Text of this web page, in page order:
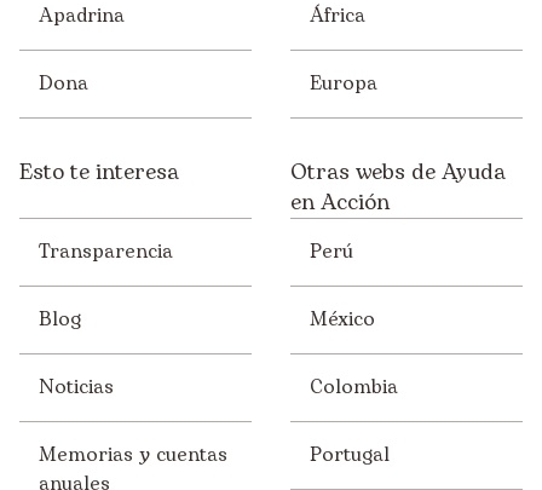
Apadrina
Dona
África
Europa
Esto te interesa
Transparencia
Blog
Noticias
Memorias y cuentas
Otras webs de Ayuda
en Acción
Perú
México
Colombia
Portugal